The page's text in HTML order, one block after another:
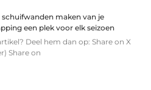
schuifwanden maken van je
een plek voor elk seizoen
Deel hem dan op: Share on X
Share on